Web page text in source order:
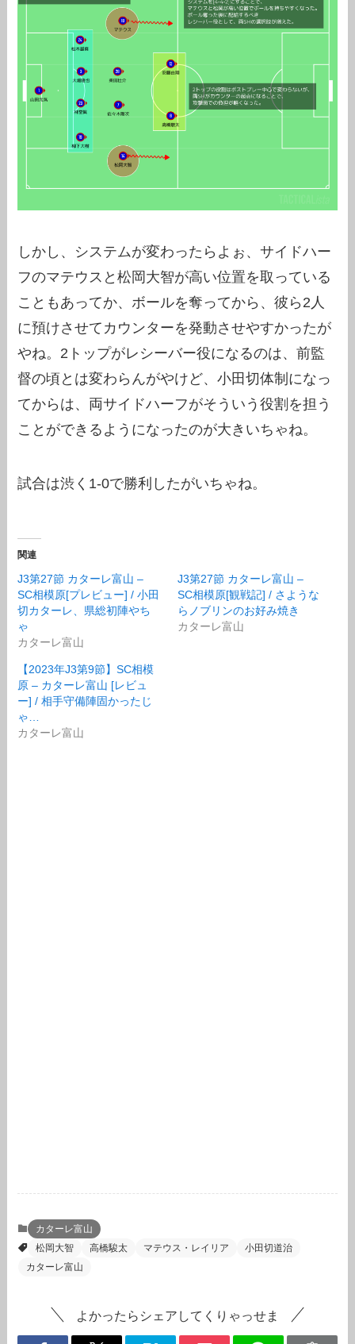
しかし、システムが変わったらよぉ、サイドハー
フのマテウスと松岡大智が高い位置を取っている
こともあってか、ボールを奪ってから、彼ら2人
に預けさせてカウンターを発動させやすかったが
やね。2トップがレシーバー役になるのは、前監
督の頃とは変わらんがやけど、小田切体制になっ
てからは、両サイドハーフがそういう役割を担う
ことができるようになったのが大きいちゃね。
試合は渋く1-0で勝利したがいちゃね。
関連
J3第27節 カターレ富山 –
SC相模原[プレビュー] / 小田
切カターレ、県総初陣やち
ゃ
カターレ富山
J3第27節 カターレ富山 –
SC相模原[観戦記] / さような
らノブリンのお好み焼き
カターレ富山
【2023年J3第9節】SC相模
原 – カターレ富山 [レビュ
ー] / 相手守備陣固かったじ
ゃ…
カターレ富山
カターレ富山
松岡大智
高橋駿太 マテウス・レイリア
小田切道治
カターレ富山
よかったらシェアしてくりゃっせま